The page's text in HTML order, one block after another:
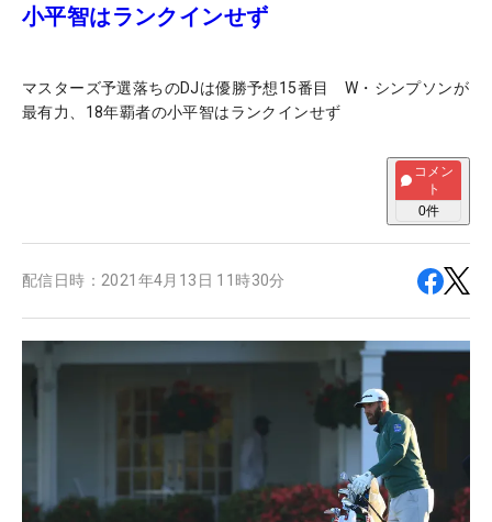
小平智はランクインせず
マスターズ予選落ちのDJは優勝予想15番目 W・シンプソンが
最有力、18年覇者の小平智はランクインせず
コメン
ト
0件
配信日時： 2021年4月13日 11時30分